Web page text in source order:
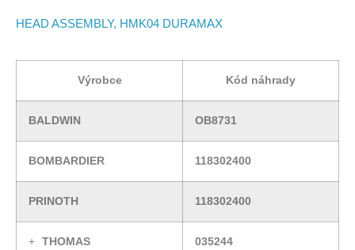
HEAD ASSEMBLY, HMK04 DURAMAX
Výrobce Kód náhrady
BALDWIN OB8731
BOMBARDIER 118302400
PRINOTH 118302400
THOMAS 035244